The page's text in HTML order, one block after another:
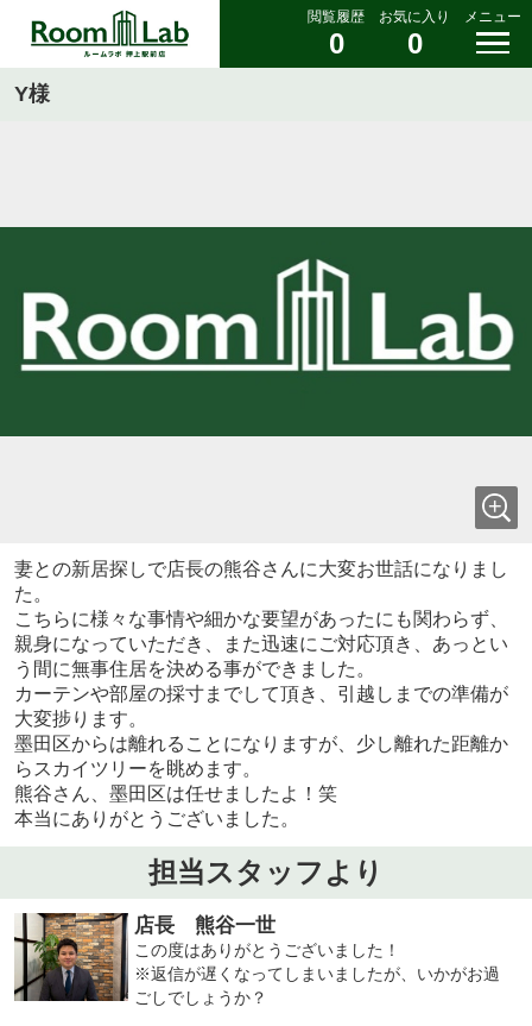
閲覧履歴
0
お気に入り
0
メニュー
Y様
妻との新居探しで店長の熊谷さんに大変お世話になりまし
た。
こちらに様々な事情や細かな要望があったにも関わらず、
親身になっていただき、また迅速にご対応頂き、あっとい
う間に無事住居を決める事ができました。
カーテンや部屋の採寸までして頂き、引越しまでの準備が
大変捗ります。
墨田区からは離れることになりますが、少し離れた距離か
らスカイツリーを眺めます。
熊谷さん、墨田区は任せましたよ！笑
本当にありがとうございました。
担当スタッフより
店長 熊谷一世
この度はありがとうございました！
※返信が遅くなってしまいましたが、いかがお過
ごしでしょうか？